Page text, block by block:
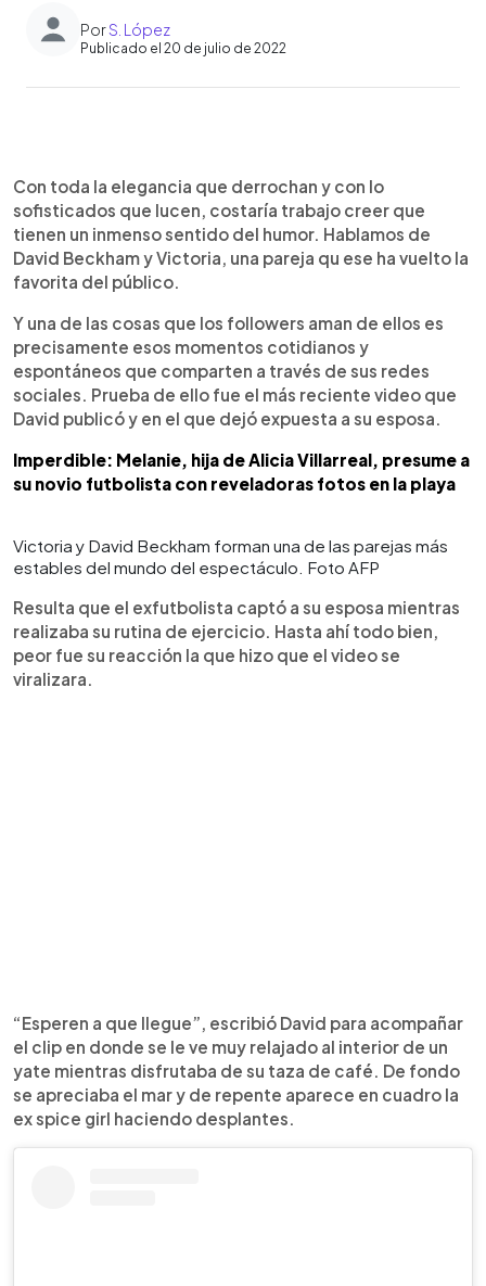
PorS. López
Publicado el 20 de julio de 2022
► Escuchar artículo
Con toda la elegancia que derrochan y con lo
sofisticados que lucen, costaría trabajo creer que
tienen un inmenso sentido del humor. Hablamos de
David Beckham y Victoria, una pareja qu ese ha vuelto la
favorita del público.
Y una de las cosas que los followers aman de ellos es
precisamente esos momentos cotidianos y
espontáneos que comparten a través de sus redes
sociales. Prueba de ello fue el más reciente video que
David publicó y en el que dejó expuesta a su esposa.
Imperdible: Melanie, hija de Alicia Villarreal, presume a
su novio futbolista con reveladoras fotos en la playa
Victoria y David Beckham forman una de las parejas más
estables del mundo del espectáculo. Foto AFP
Resulta que el exfutbolista captó a su esposa mientras
realizaba su rutina de ejercicio. Hasta ahí todo bien,
peor fue su reacción la que hizo que el video se
viralizara.
“Esperen a que llegue”, escribió David para acompañar
el clip en donde se le ve muy relajado al interior de un
yate mientras disfrutaba de su taza de café. De fondo
se apreciaba el mar y de repente aparece en cuadro la
ex spice girl haciendo desplantes.